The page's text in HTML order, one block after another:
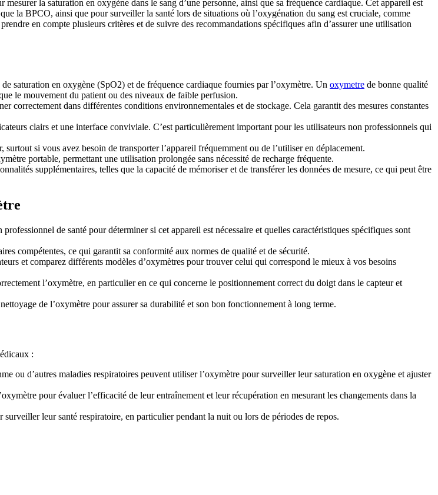
la saturation en oxygène dans le sang d’une personne, ainsi que sa fréquence cardiaque. Cet appareil est
la BPCO, ainsi que pour surveiller la santé lors de situations où l’oxygénation du sang est cruciale, comme
en compte plusieurs critères et de suivre des recommandations spécifiques afin d’assurer une utilisation
saturation en oxygène (SpO2) et de fréquence cardiaque fournies par l’oxymètre. Un oxymetre de bonne qualité
le mouvement du patient ou des niveaux de faible perfusion.
correctement dans différentes conditions environnementales et de stockage. Cela garantit des mesures constantes
clairs et une interface conviviale. C’est particulièrement important pour les utilisateurs non professionnels qui
si vous avez besoin de transporter l’appareil fréquemment ou de l’utiliser en déplacement.
portable, permettant une utilisation prolongée sans nécessité de recharge fréquente.
supplémentaires, telles que la capacité de mémoriser et de transférer les données de mesure, ce qui peut être
de santé pour déterminer si cet appareil est nécessaire et quelles caractéristiques spécifiques sont
compétentes, ce qui garantit sa conformité aux normes de qualité et de sécurité.
et comparez différents modèles d’oxymètres pour trouver celui qui correspond le mieux à vos besoins
l’oxymètre, en particulier en ce qui concerne le positionnement correct du doigt dans le capteur et
de l’oxymètre pour assurer sa durabilité et son bon fonctionnement à long terme.
:
ou d’autres maladies respiratoires peuvent utiliser l’oxymètre pour surveiller leur saturation en oxygène et ajuster
pour évaluer l’efficacité de leur entraînement et leur récupération en mesurant les changements dans la
leur santé respiratoire, en particulier pendant la nuit ou lors de périodes de repos.